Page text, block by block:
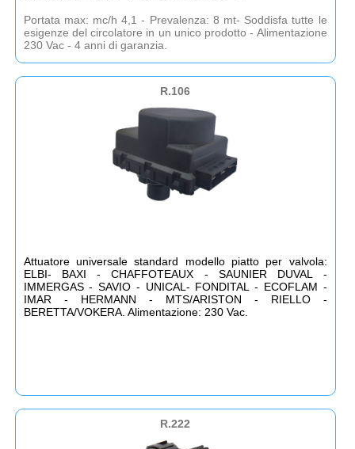
Portata max: mc/h 4,1 - Prevalenza: 8 mt- Soddisfa tutte le
esigenze del circolatore in un unico prodotto - Alimentazione
230 Vac - 4 anni di garanzia.
R.106
Attuatore universale standard modello piatto per valvola:
ELBI- BAXI - CHAFFOTEAUX - SAUNIER DUVAL -
IMMERGAS - SAVIO - UNICAL- FONDITAL - ECOFLAM -
IMAR - HERMANN - MTS/ARISTON - RIELLO -
BERETTA/VOKERA. Alimentazione: 230 Vac.
R.222